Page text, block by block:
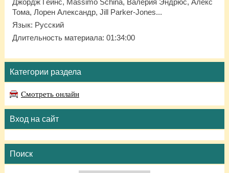
Джордж Гейнс, Massimo Schina, Валерия Эндрюс, Алекс
Тома, Лорен Александр, Jill Parker-Jones...
Язык: Русский
Длительность материала: 01:34:00
Категории раздела
Смотреть онлайн
Вход на сайт
Поиск